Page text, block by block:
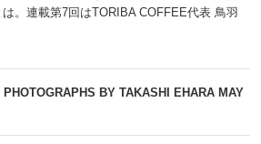
。連載第7回はTORIBA COFFEE代表 鳥羽
BY TAKASHI EHARA MAY